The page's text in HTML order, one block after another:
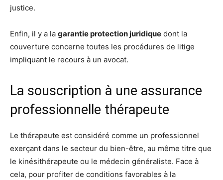
justice.
Enfin, il y a la garantie protection juridique dont la
couverture concerne toutes les procédures de litige
impliquant le recours à un avocat.
La souscription à une assurance
professionnelle thérapeute
Le thérapeute est considéré comme un professionnel
exerçant dans le secteur du bien-être, au même titre que
le kinésithérapeute ou le médecin généraliste. Face à
cela, pour profiter de conditions favorables à la